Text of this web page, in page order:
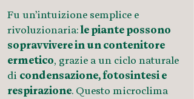
Fu un’intuizione semplice e
rivoluzionaria:le piante possono
sopravvivere in un contenitore
ermetico, grazie a un ciclo naturale
di condensazione, fotosintesi e
respirazione. Questo microclima